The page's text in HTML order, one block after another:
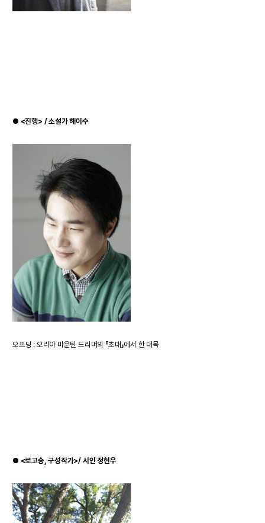
● <진행> / 소설가 해이수
오프닝 : 오리아 마운틴 드리머의 『초대』에서 한 대목
● <로고송, 구성작가>/ 시인 정현우